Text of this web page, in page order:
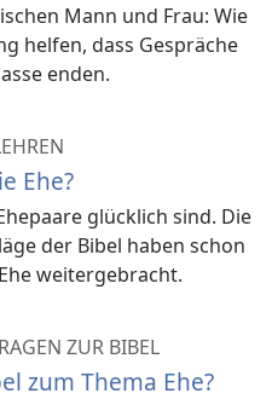
Mann und Frau: Wie
helfen, dass Gespräche
enden.
Ehe?
glücklich sind. Die
der Bibel haben schon
weitergebracht.
ZUR BIBEL
zum Thema Ehe?